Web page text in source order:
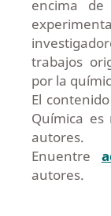
encima
trabajos
por la
El
Química es
autores.
Enuentre
autores.